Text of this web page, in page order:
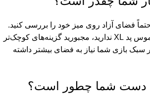
فضای آزاد روی میز خود را بررسی کنید.
اگر فضای کافی برای موس پد XL ندارید، مجبورید گزینه‌های کوچک‌تر
سبک بازی شما نیاز به فضای بیشتر داشته